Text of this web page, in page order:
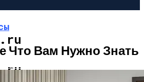
И РЕМОНТ
Что Вам Нужно Знать